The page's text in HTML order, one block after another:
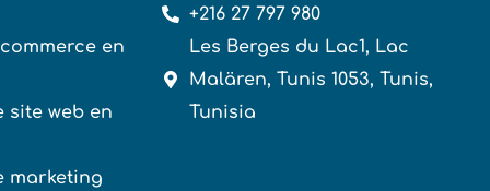
en
site web en
marketing
+216 27 797 980
Les Berges du Lac1, Lac
Malären, Tunis 1053, Tunis,
Tunisia